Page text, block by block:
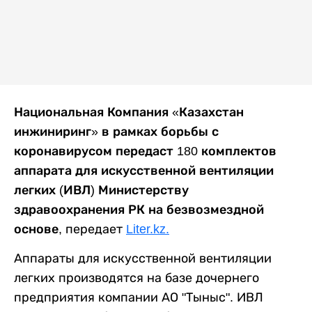
Национальная Компания «Казахстан
инжиниринг» в рамках борьбы с
коронавирусом передаст 180 комплектов
аппарата для искусственной вентиляции
легких (ИВЛ) Министерству
здравоохранения РК на безвозмездной
основе, передает Liter.kz.
Аппараты для искусственной вентиляции
легких производятся на базе дочернего
предприятия компании АО "Тыныс". ИВЛ